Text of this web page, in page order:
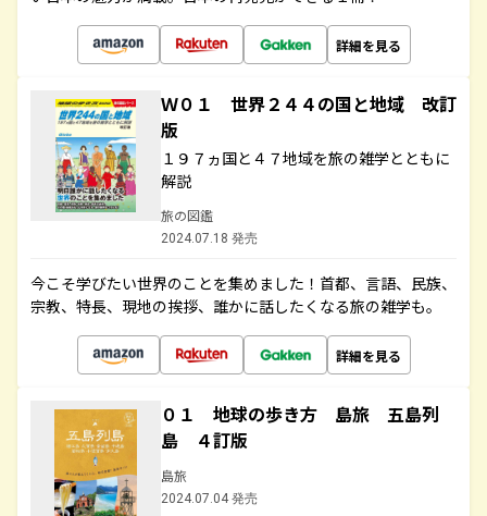
詳細を見る
Ｗ０１ 世界２４４の国と地域 改訂
版
１９７ヵ国と４７地域を旅の雑学とともに
解説
旅の図鑑
2024.07.18 発売
今こそ学びたい世界のことを集めました！首都、言語、民族、
宗教、特長、現地の挨拶、誰かに話したくなる旅の雑学も。
詳細を見る
０１ 地球の歩き方 島旅 五島列
島 ４訂版
島旅
2024.07.04 発売